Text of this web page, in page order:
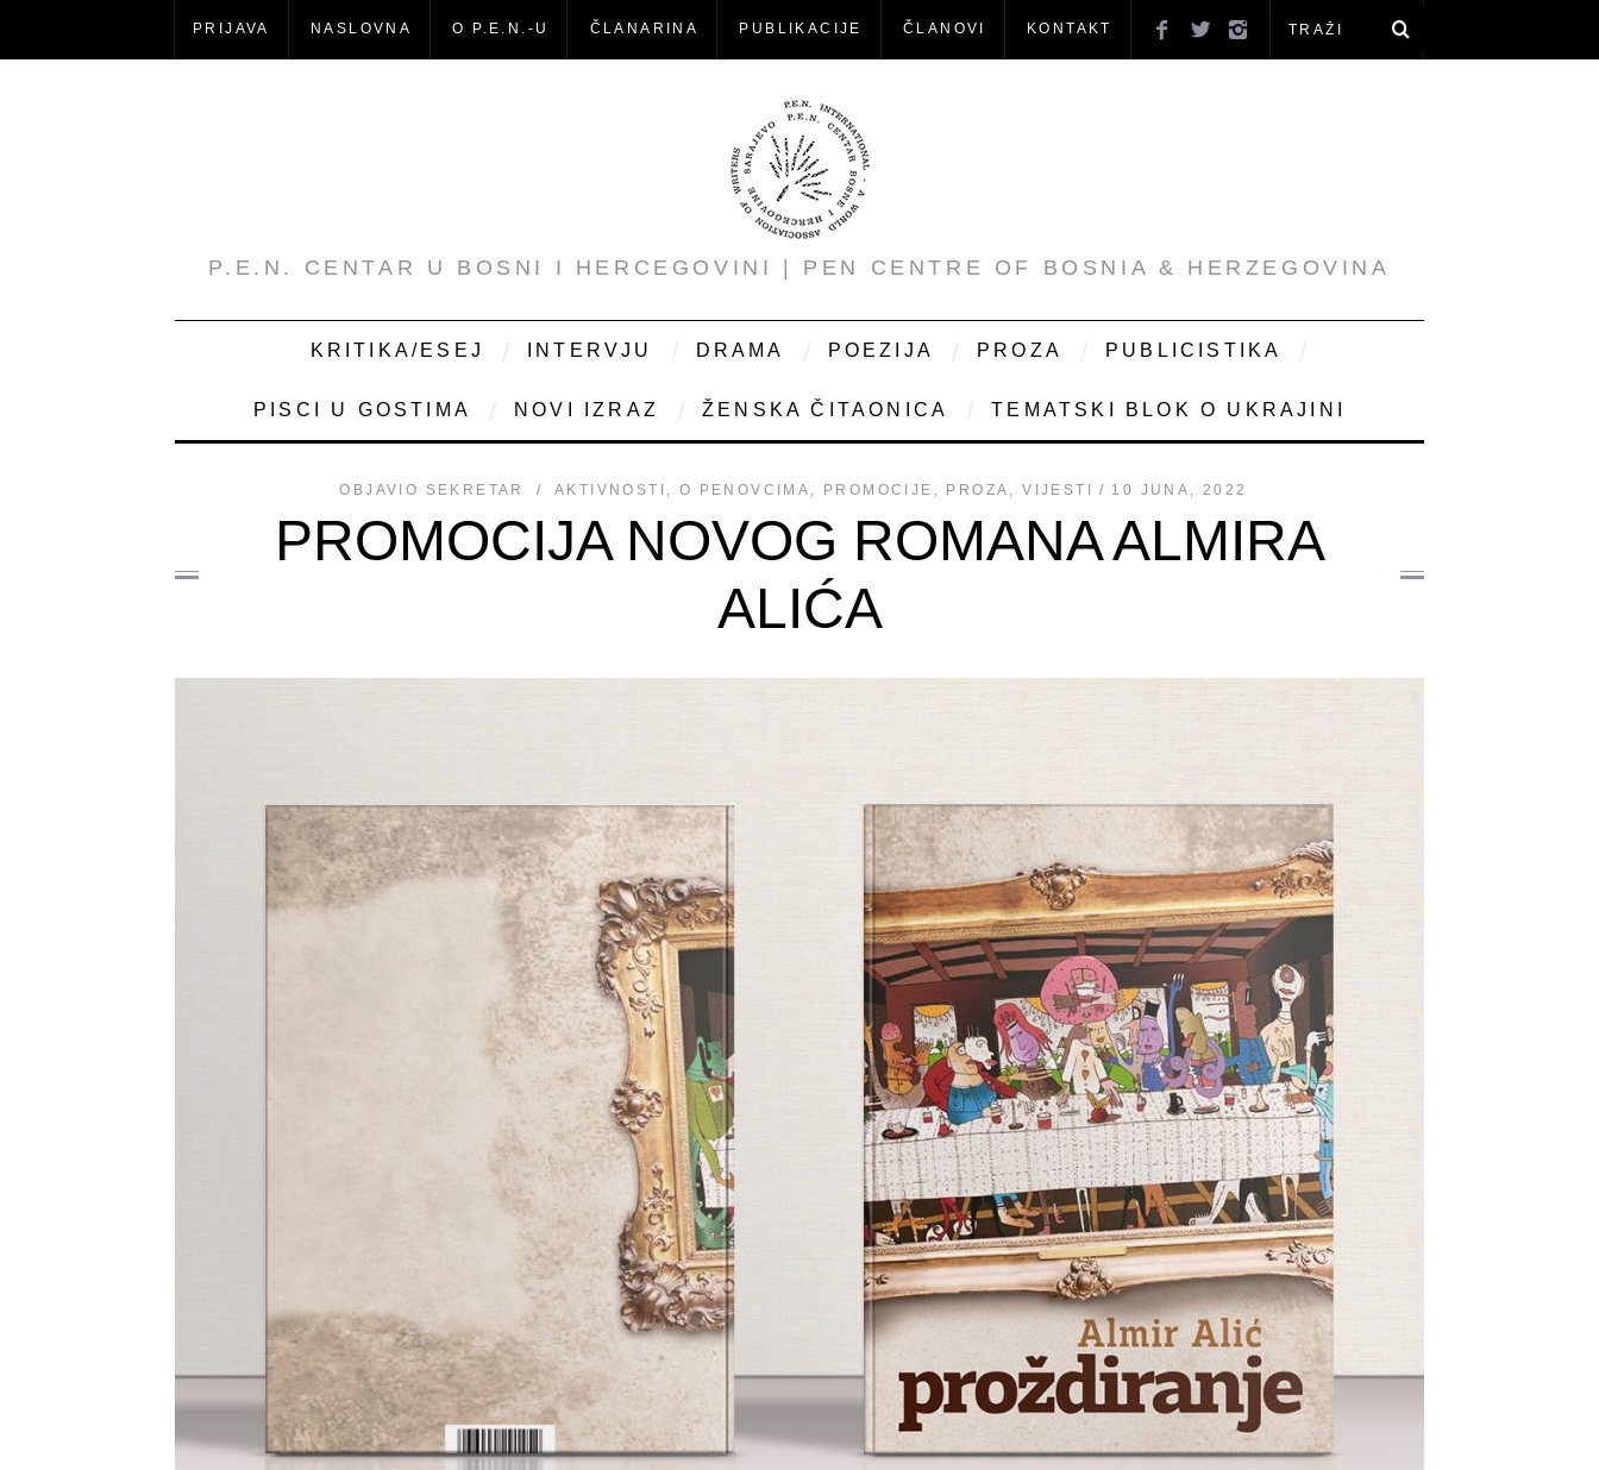
PRIJAVA NASLOVNA O P.E.N.-U ČLANARINA PUBLIKACIJE ČLANOVI KONTAKT
P.E.N. CENTAR U BOSNI I HERCEGOVINI | PEN CENTRE OF BOSNIA & HERZEGOVINA
KRITIKA/ESEJ INTERVJU DRAMA POEZIJA PROZA PUBLICISTIKA
PISCI U GOSTIMA NOVI IZRAZ ŽENSKA ČITAONICA TEMATSKI BLOK O UKRAJINI
OBJAVIO SEKRETAR AKTIVNOSTI , O PENOVCIMA , PROMOCIJE , PROZA ,VIJESTI 10 JUNA, 2022
PROMOCIJA NOVOG ROMANA ALMIRA
ALIĆA